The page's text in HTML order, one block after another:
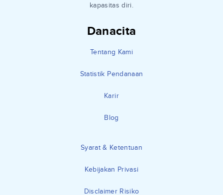
Danacita
Tentang Kami
Statistik Pendanaan
Karir
Blog
Syarat & Ketentuan
Kebijakan Privasi
Disclaimer Risiko
kapasitas diri.